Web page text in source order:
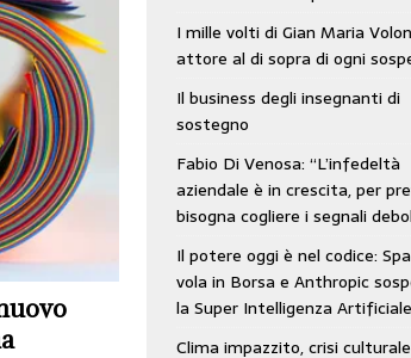
Anthropic sospende la Super Intelligenza Artificiale
Il tempo si era dimenticato di Gillo Dorfles e lui
I mille volti di Gian Maria
attore al di sopra di ogni
Il business degli insegnanti di
sostegno
Fabio Di Venosa: “L’infedeltà
aziendale è in crescita, per
bisogna cogliere i segnali
Il potere oggi è nel codice:
vola in Borsa e Anthropic
la Super Intelligenza Artificiale
Clima impazzito, crisi